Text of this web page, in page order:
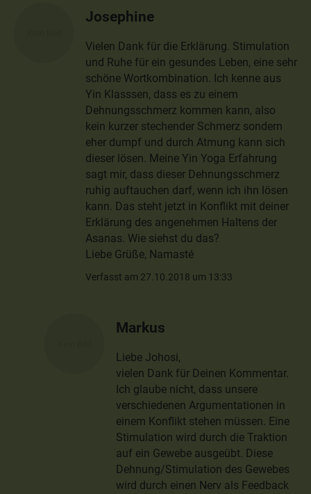
Josephine
Vielen Dank für die Erklärung. Stimulation
und Ruhe für ein gesundes Leben, eine sehr
schöne Wortkombination. Ich kenne aus
Yin Klasssen, dass es zu einem
Dehnungsschmerz kommen kann, also
kein kurzer stechender Schmerz sondern
eher dumpf und durch Atmung kann sich
dieser lösen. Meine Yin Yoga Erfahrung
sagt mir, dass dieser Dehnungsschmerz
ruhig auftauchen darf, wenn ich ihn lösen
kann. Das steht jetzt in Konflikt mit deiner
Erklärung des angenehmen Haltens der
Asanas. Wie siehst du das?
Liebe Grüße, Namasté
Verfasst am 27.10.2018 um 13:33
Markus
Liebe Johosi,
vielen Dank für Deinen Kommentar.
Ich glaube nicht, dass unsere
verschiedenen Argumentationen in
einem Konflikt stehen müssen. Eine
Stimulation wird durch die Traktion
auf ein Gewebe ausgeübt. Diese
Dehnung/Stimulation des Gewebes
wird durch einen Nerv als Feedback